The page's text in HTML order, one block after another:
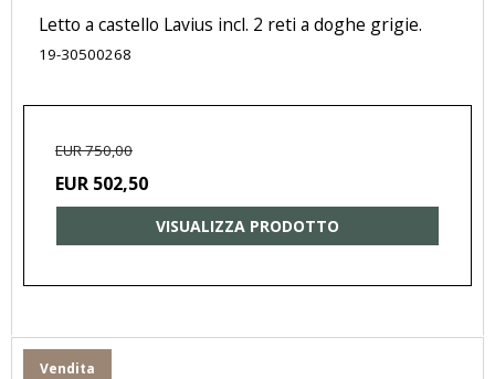
Letto a castello Lavius ​​incl. 2 reti a doghe grigie.
19-30500268
EUR 750,00
EUR 502,50
VISUALIZZA PRODOTTO
Vendita